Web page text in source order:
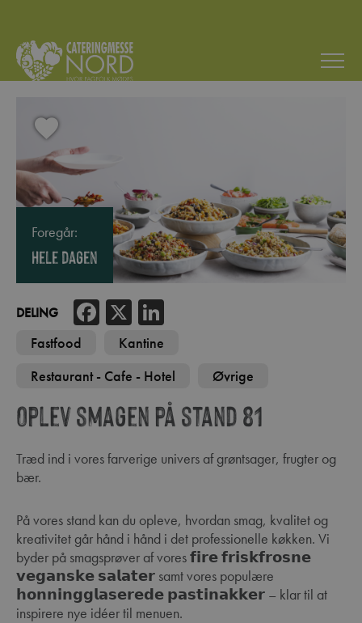
Foregår:
Hele dagen
Fastfood
Kantine
Restaurant - Cafe - Hotel
Øvrige
DELING Facebook
X
Oplev smagen på stand 81
Træd ind i vores farverige univers af grøntsager, frugter og
bær.
På vores stand kan du opleve, hvordan smag, kvalitet og
kreativitet går hånd i hånd i det professionelle køkken. Vi
byder på smagsprøver af vores 𝗳𝗶𝗿𝗲 𝗳𝗿𝗶𝘀𝗸𝗳𝗿𝗼𝘀𝗻𝗲
𝘃𝗲𝗴𝗮𝗻𝘀𝗸𝗲 𝘀𝗮𝗹𝗮𝘁𝗲𝗿 samt vores populære
𝗵𝗼𝗻𝗻𝗶𝗻𝗴𝗴𝗹𝗮𝘀𝗲𝗿𝗲𝗱𝗲 𝗽𝗮𝘀𝘁𝗶𝗻𝗮𝗸𝗸𝗲𝗿 – klar til at
inspirere nye idéer til menuen.